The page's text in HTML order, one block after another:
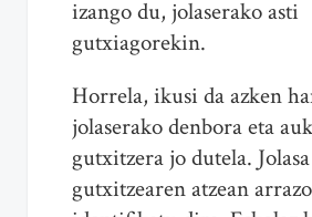
izango du, jolaserako asti
gutxiagorekin.
Horrela, ikusi da azken
jolaserako denbora eta
gutxitzera jo dutela. Jolasa
gutxitzearen atzean